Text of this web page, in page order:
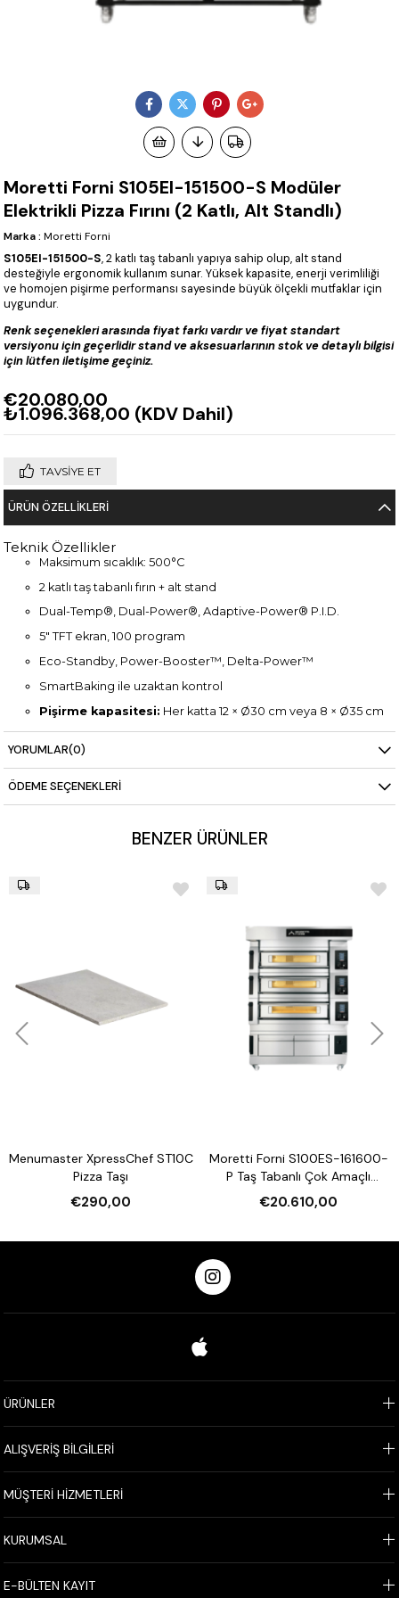
Moretti Forni S105EI-151500-S Modüler
Elektrikli Pizza Fırını (2 Katlı, Alt Standlı)
Marka : Moretti Forni
S105EI-151500-S, 2 katlı taş tabanlı yapıya sahip olup, alt stand
desteğiyle ergonomik kullanım sunar. Yüksek kapasite, enerji verimliliği
ve homojen pişirme performansı sayesinde büyük ölçekli mutfaklar için
uygundur.
Renk seçenekleri arasında fiyat farkı vardır ve fiyat standart
versiyonu için geçerlidir stand ve aksesuarlarının stok ve detaylı bilgisi
için lütfen iletişime geçiniz.
€20.080,00
₺1.096.368,00 (KDV Dahil)
TAVSIYE ET
ÜRÜN ÖZELLIKLERI
Teknik Özellikler
Maksimum sıcaklık: 500°C
2 katlı taş tabanlı fırın + alt stand
Dual-Temp®, Dual-Power®, Adaptive-Power® P.I.D.
5" TFT ekran, 100 program
Eco-Standby, Power-Booster™, Delta-Power™
SmartBaking ile uzaktan kontrol
Pişirme kapasitesi: Her katta 12 × Ø30 cm veya 8 × Ø35 cm
Boyut: 1370 × 1740 × 1940 mm
YORUMLAR(0)
ÖDEME SEÇENEKLERI
BENZER ÜRÜNLER
Menumaster XpressChef ST10C
Pizza Taşı
€290,00
Moretti Forni S100ES-161600-
P Taş Tabanlı Çok Amaçlı
Elektrikli Katlı Fırın (Buharlı,
Mayalandırmalı)
€20.610,00
ÜRÜNLER
ALIŞVERİŞ BİLGİLERİ
MÜŞTERİ HİZMETLERİ
KURUMSAL
E-BÜLTEN KAYIT